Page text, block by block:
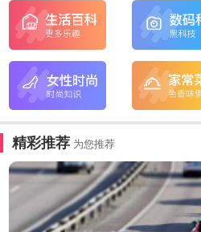
精彩推荐 为您推荐